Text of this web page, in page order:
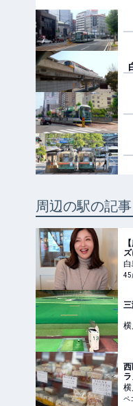
周辺の駅の記事
市
西
ペ